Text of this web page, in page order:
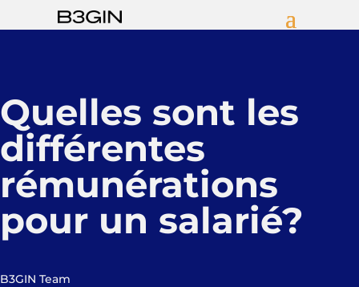
Quelles sont les
différentes
rémunérations
pour un salarié?
B3GIN Team